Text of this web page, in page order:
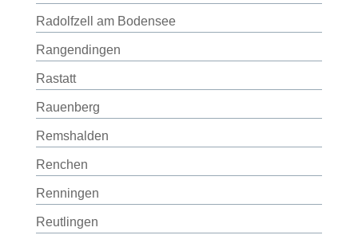
Radolfzell am Bodensee
Rangendingen
Rastatt
Rauenberg
Remshalden
Renchen
Renningen
Reutlingen